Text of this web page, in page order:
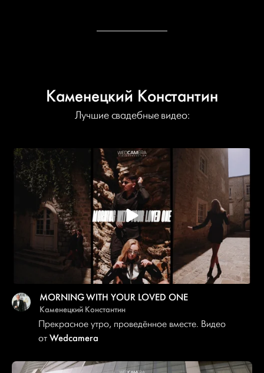
Каменецкий Константин
Лучшие свадебные видео:
MORNING WITH YOUR LOVED ONE
Каменецкий Константин
Прекрасное утро, проведённое вместе. Видео
от Wedcamera